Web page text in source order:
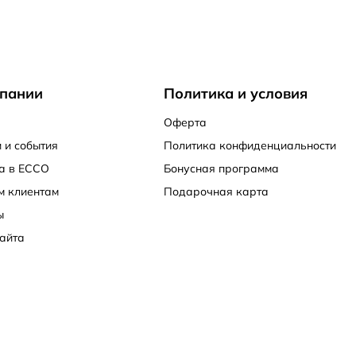
Политика и условия
Оферта
Политика конфиденциальности
Бонусная программа
Подарочная карта
и события
в ECCO
клиентам